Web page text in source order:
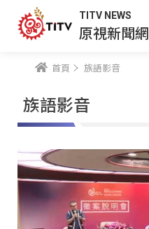
TITV NEWS
原視新聞網
首頁 族語影音
族語影音